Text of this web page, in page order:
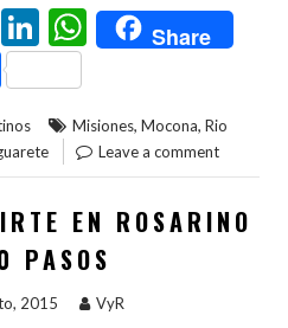
T
u
r
Li
n
ke
dI
n
W
s
A
p
p
Share
C
m
p
ar
ti
r
Misiones, Mocona, Rio
Leave a comment
EN ROSARINO
PASOS
2015 VyR